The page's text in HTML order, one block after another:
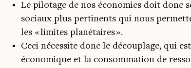
Le pilotage de nos économies doit donc
sociaux plus pertinents qui nous
les « limites planétaires ».
Ceci nécessite donc le découplage, qui
économique et la consommation de